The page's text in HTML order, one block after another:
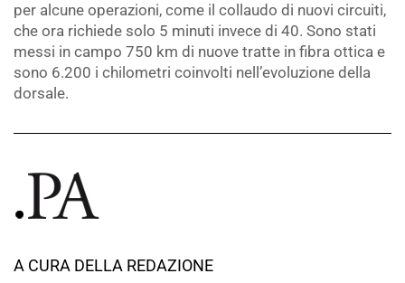
per alcune operazioni, come il collaudo di nuovi circuiti,
che ora richiede solo 5 minuti invece di 40. Sono stati
messi in campo 750 km di nuove tratte in fibra ottica e
sono 6.200 i chilometri coinvolti nell’evoluzione della
dorsale.
A CURA DELLA REDAZIONE